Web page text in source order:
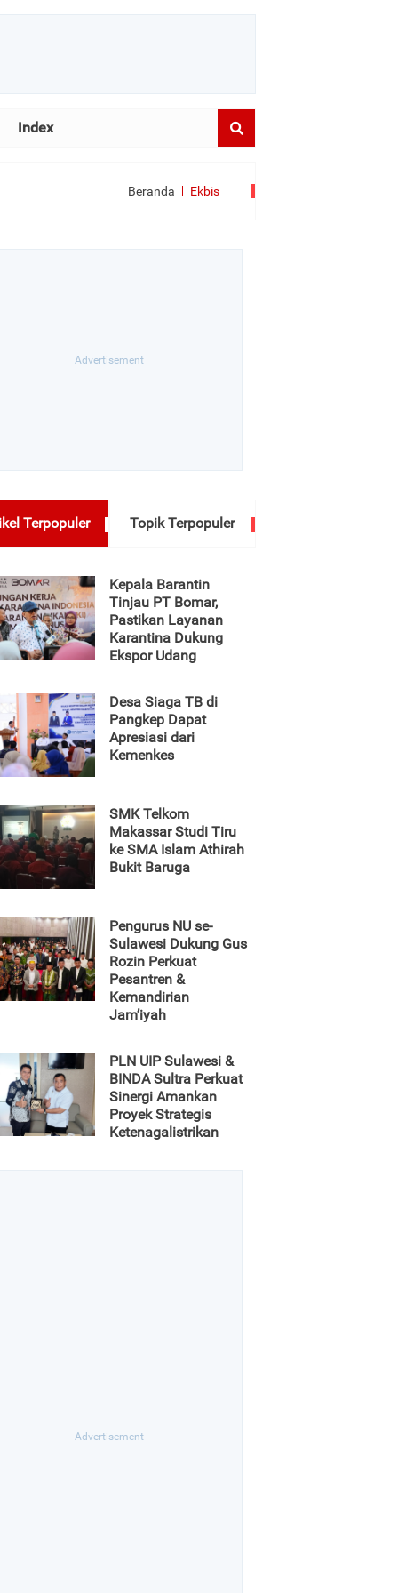
Index
Beranda Ekbis
Terpopuler Topik Terpopuler
Kepala Barantin
Tinjau PT Bomar,
Pastikan Layanan
Karantina Dukung
Ekspor Udang
Desa Siaga TB di
Pangkep Dapat
Apresiasi dari
Kemenkes
SMK Telkom
Makassar Studi Tiru
ke SMA Islam Athirah
Bukit Baruga
Pengurus NU se-
Sulawesi Dukung Gus
Rozin Perkuat
Pesantren &
Kemandirian
Jam’iyah
PLN UIP Sulawesi &
BINDA Sultra Perkuat
Sinergi Amankan
Proyek Strategis
Ketenagalistrikan